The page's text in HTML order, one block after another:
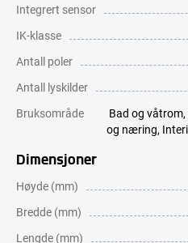
Integrert sensor
IK-klasse
Antall poler
Antall lyskilder
Bruksområde
Bad og våtrom,
og næring,
Dimensjoner
Høyde (mm)
Bredde (mm)
Lengde (mm)